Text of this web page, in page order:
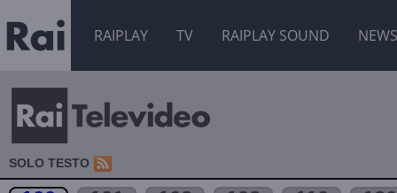
RAIPLAY TV RAIPLAY SOUND NEWS
SOLO TESTO